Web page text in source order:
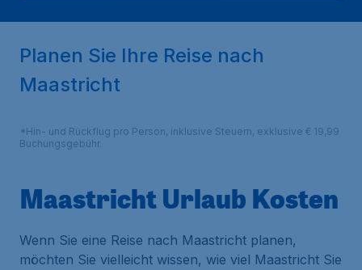
Planen Sie Ihre Reise nach
Maastricht
*Hin- und Rückflug pro Person, inklusive Steuern, exklusive € 19,99
Buchungsgebühr.
Maastricht Urlaub Kosten
Wenn Sie eine Reise nach Maastricht planen,
möchten Sie vielleicht wissen, wie viel Maastricht Sie